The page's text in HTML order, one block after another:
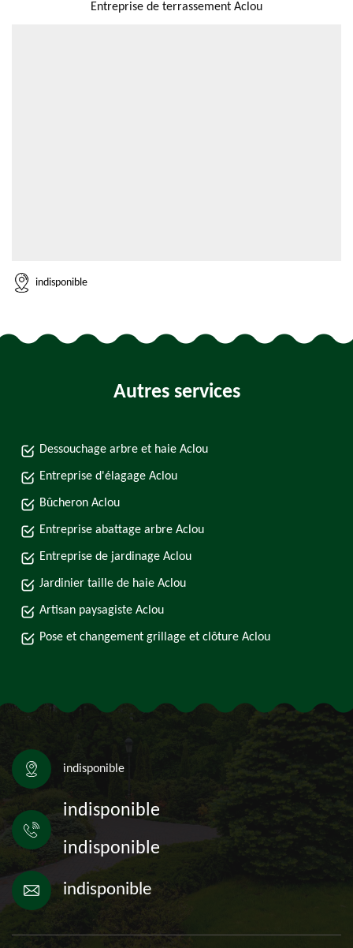
Entreprise de terrassement Aclou
indisponible
Autres services
Dessouchage arbre et haie Aclou
Entreprise d'élagage Aclou
Bûcheron Aclou
Entreprise abattage arbre Aclou
Entreprise de jardinage Aclou
Jardinier taille de haie Aclou
Artisan paysagiste Aclou
Pose et changement grillage et clôture Aclou
indisponible
indisponible
indisponible
indisponible